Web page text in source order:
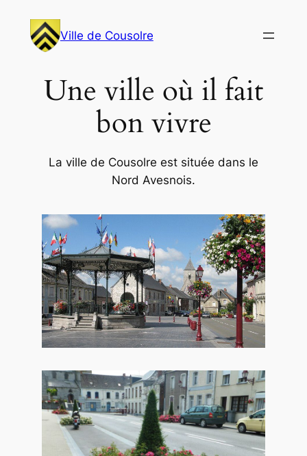
contenu
Ville de Cousolre
Une ville où il fait
bon vivre
La ville de Cousolre est située dans le
Nord Avesnois.